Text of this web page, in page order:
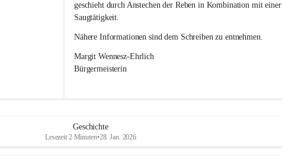
geschieht durch Anstechen der Reben in Kombination mit einer
Saugtätigkeit.
Nähere Informationen sind dem Schreiben zu entnehmen.
Margit Wennesz-Ehrlich
Bürgermeisterin
Geschichte
Lesezeit 2 Minuten•28. Jan. 2026